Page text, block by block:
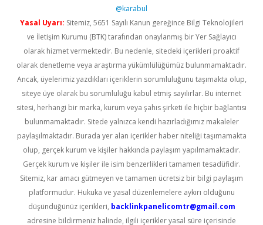
@karabul
Yasal Uyarı: Sitemiz, 5651 Sayılı Kanun gereğince Bilgi Teknolojileri
ve İletişim Kurumu (BTK) tarafından onaylanmış bir Yer Sağlayıcı
olarak hizmet vermektedir. Bu nedenle, sitedeki içerikleri proaktif
olarak denetleme veya araştırma yükümlülüğümüz bulunmamaktadır.
Ancak, üyelerimiz yazdıkları içeriklerin sorumluluğunu taşımakta olup,
siteye üye olarak bu sorumluluğu kabul etmiş sayılırlar. Bu internet
sitesi, herhangi bir marka, kurum veya şahıs şirketi ile hiçbir bağlantısı
bulunmamaktadır. Sitede yalnızca kendi hazırladığımız makaleler
paylaşılmaktadır. Burada yer alan içerikler haber niteliği taşımamakta
olup, gerçek kurum ve kişiler hakkında paylaşım yapılmamaktadır.
Gerçek kurum ve kişiler ile isim benzerlikleri tamamen tesadüfidir.
Sitemiz, kar amacı gütmeyen ve tamamen ücretsiz bir bilgi paylaşım
platformudur. Hukuka ve yasal düzenlemelere aykırı olduğunu
düşündüğünüz içerikleri, backlinkpanelicomtr@gmail.com
adresine bildirmeniz halinde, ilgili içerikler yasal süre içerisinde